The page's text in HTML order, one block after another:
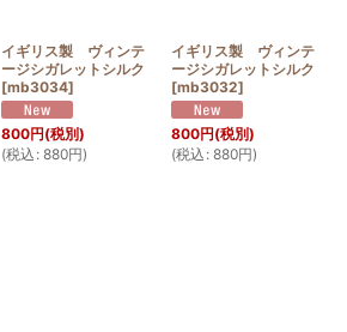
イギリス製 ヴィンテ
ージシガレットシルク
[mb3034]
800円(税別)
(税込 : 880円)
イギリス製 ヴィンテ
ージシガレットシルク
[mb3032]
800円(税別)
(税込 : 880円)